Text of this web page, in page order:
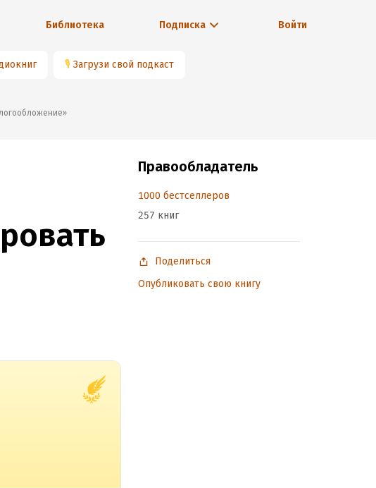
Библиотека Подписка Войти
🎙 Загрузи свой подкаст
Правообладатель
1000 бестселлеров
257 книг
Поделиться
Опубликовать свою книгу